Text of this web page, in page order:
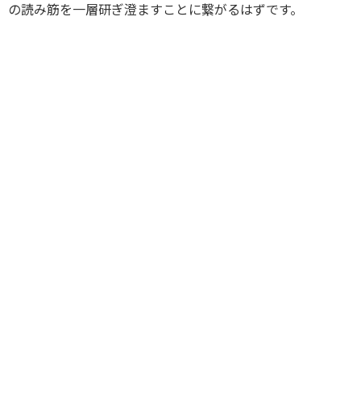
の読み筋を一層研ぎ澄ますことに繋がるはずです。